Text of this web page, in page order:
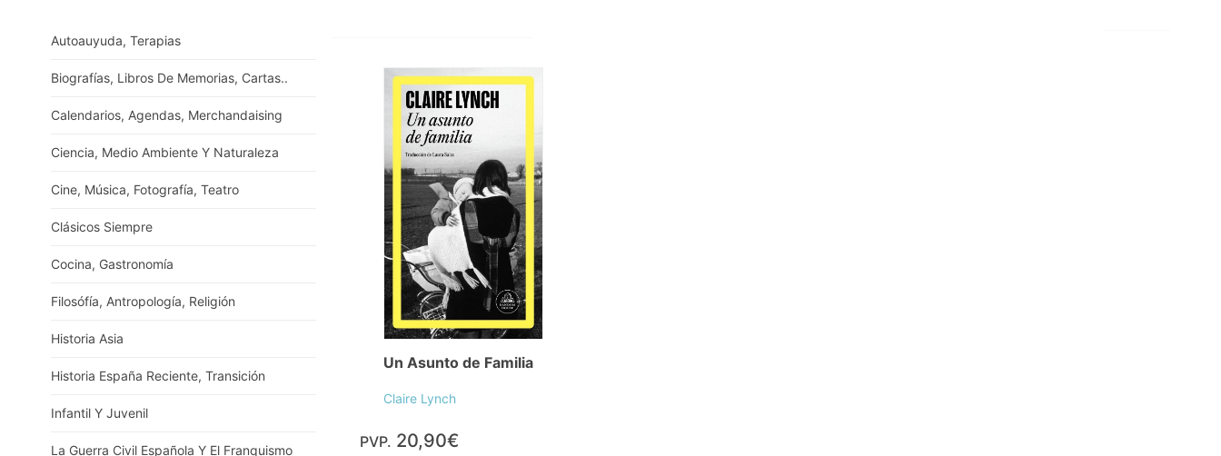
Autoauyuda, Terapias
Biografías, Libros De Memorias, Cartas..
Calendarios, Agendas, Merchandaising
Ciencia, Medio Ambiente Y Naturaleza
Cine, Música, Fotografía, Teatro
Clásicos Siempre
Cocina, Gastronomía
Filosófía, Antropología, Religión
Historia Asia
Historia España Reciente, Transición
Infantil Y Juvenil
La Guerra Civil Española Y El Franquismo
Un Asunto de Familia
Claire Lynch
PVP. 20,90€